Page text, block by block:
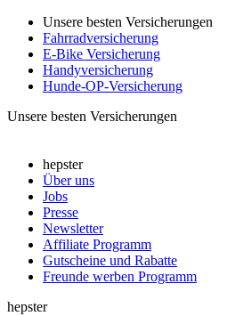
Unsere besten Versicherungen
Fahrradversicherung
E-Bike Versicherung
Handyversicherung
Hunde-OP-Versicherung
Unsere besten Versicherungen
hepster
Über uns
Jobs
Presse
Newsletter
Affiliate Programm
Gutscheine und Rabatte
Freunde werben Programm
hepster